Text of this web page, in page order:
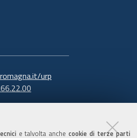
e talvolta anchecookie di terze parti
della Regione Emilia-
di funzioni
ai sensi dell'art. 6
europeo n.
del suo consenso.I dati
urp